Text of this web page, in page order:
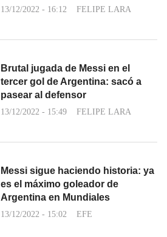
13/12/2022 - 16:12 FELIPE LARA
Brutal jugada de Messi en el
tercer gol de Argentina: sacó a
pasear al defensor
13/12/2022 - 15:49 FELIPE LARA
Messi sigue haciendo historia: ya
es el máximo goleador de
Argentina en Mundiales
13/12/2022 - 15:02 EFE